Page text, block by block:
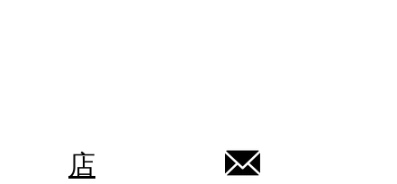
店